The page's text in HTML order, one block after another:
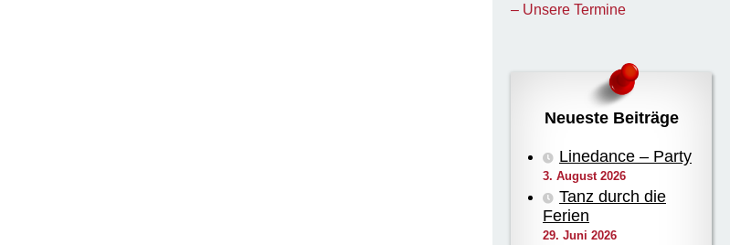
– Unsere Termine
Neueste Beiträge
Linedance – Party
3. August 2026
Tanz durch die
Ferien
29. Juni 2026